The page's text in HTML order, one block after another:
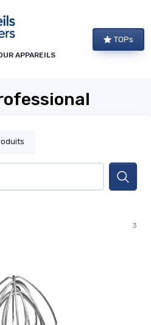
APPAREILS
TOPs
3